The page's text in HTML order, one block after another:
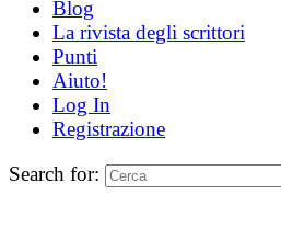
Blog
La rivista degli scrittori
Punti
Aiuto!
Log In
Registrazione
Search for: